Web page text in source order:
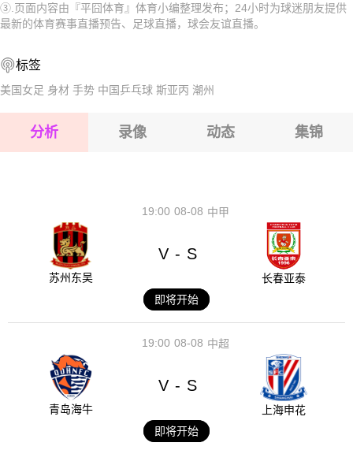
B队
2026-08-15 【球会友谊】 沙尔克04业余队VS普鲁士明斯特
B队
2026-08-15 【球会友谊】 沙尔克04业余队VS普鲁士明斯特
B队
2026-08-15 【球会友谊】 沙尔克04业余队VS普鲁士明斯特
③.页面内容由『平囧体育』体育小编整理发布；24小时为球迷朋友提供
最新的体育赛事直播预告、足球直播，球会友谊直播。
标签
美国女足 身材 手势 中国乒乓球 斯亚丙 潮州
分析 录像 动态 集锦
08-08
19:00 中甲
苏州东吴
V - S
长春亚泰
即将开始
08-08
19:00 中超
青岛海牛
V - S
上海申花
即将开始